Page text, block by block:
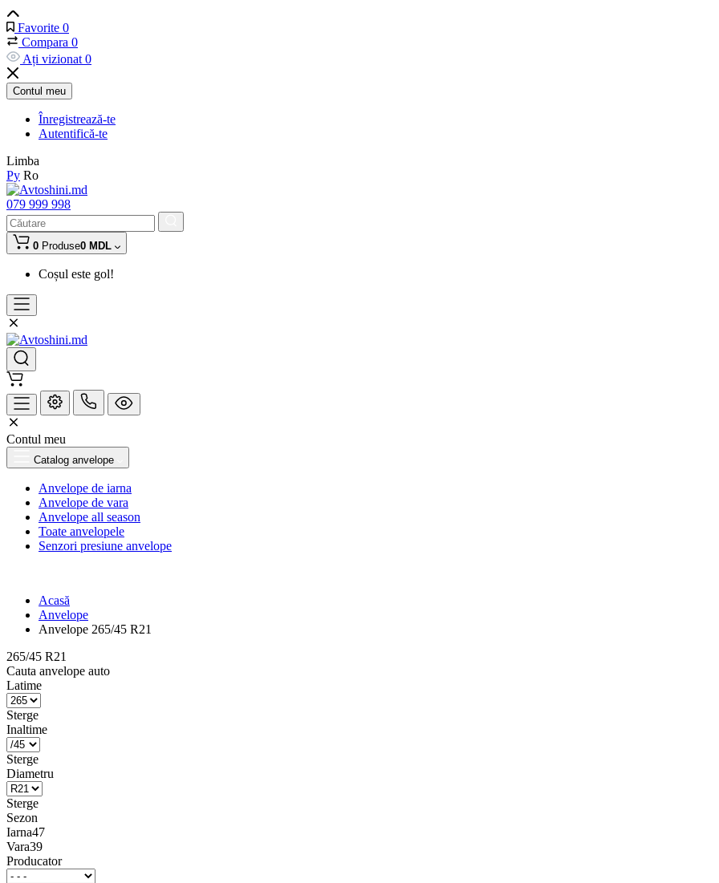
Favorite 0
Compara 0
Ați vizionat 0
Contul meu
Înregistrează-te
Autentifică-te
Limba
Ру Ro
079 999 998
0 Produse0 MDL
Coșul este gol!
Contul meu
Catalog anvelope
Anvelope de iarna
Anvelope de vara
Anvelope all season
Toate anvelopele
Senzori presiune anvelope
Acasă
Anvelope
Anvelope 265/45 R21
265/45 R21
Cauta anvelope auto
Latime
Sterge
Inaltime
Sterge
Diametru
Sterge
Sezon
Iarna47
Vara39
Producator